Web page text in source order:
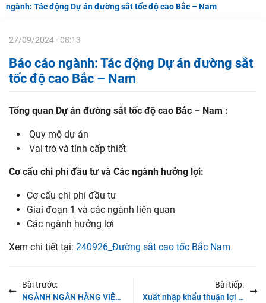
ngành: Tác động Dự án đường sắt tốc độ cao Bắc – Nam
27/09/2024 - 08:13
Báo cáo ngành: Tác động Dự án đường sắt
tốc độ cao Bắc – Nam
Tổng quan Dựán đường sắt tốc độ cao Bắc – Nam :
Quy mô dự án
Vai trò và tính cấp thiết
Cơcấu chi phí đầu tư và Các ngành hưởng lợi:
Cơ cấu chi phí đầu tư
Giai đoạn 1 và các ngành liên quan
Các ngành hưởng lợi
Xem chi tiết tại: 240926_Đường sắt cao tốc Bắc Nam
Bài trước:
NGÀNH NGÂN HÀNG VIỆT NAM: CẬP NHẬT MÔ HÌNH CAMEL Q2/2024
Bài tiếp:
Xuất nhập khẩu thuận lợi cho bứt tốc nửa cuối năm